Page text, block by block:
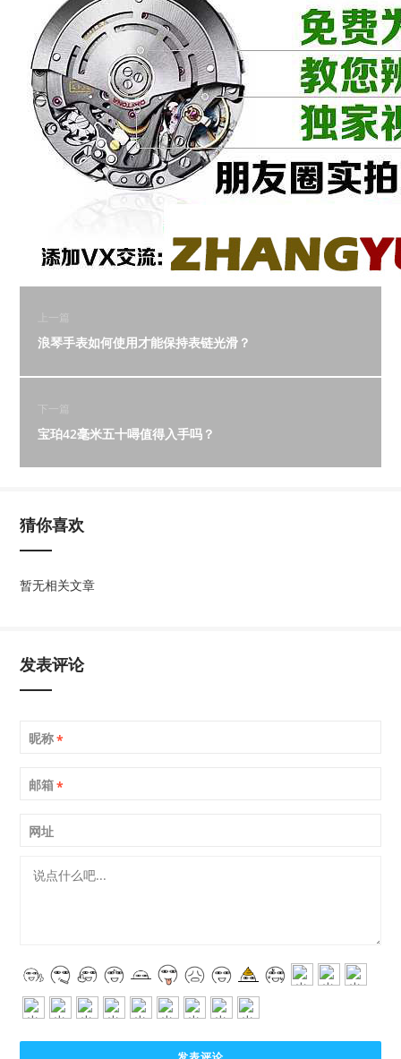
上一篇
浪琴手表如何使用才能保持表链光滑？
下一篇
宝珀42毫米五十噚值得入手吗？
猜你喜欢
暂无相关文章
发表评论
昵称*
邮箱*
网址